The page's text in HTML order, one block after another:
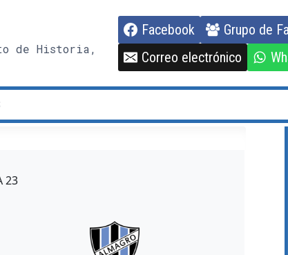
de Historia,
Facebook Grupo de
Correo electrónico
23